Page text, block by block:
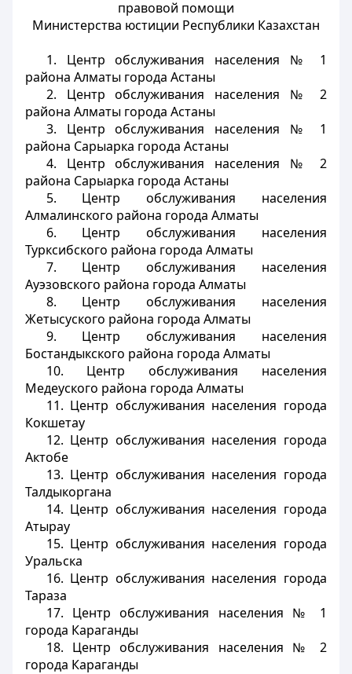
правовой помощи
Министерства юстиции Республики Казахстан
1. Центр обслуживания населения № 1
района Алматы города Астаны
2. Центр обслуживания населения № 2
района Алматы города Астаны
3. Центр обслуживания населения № 1
района Сарыарка города Астаны
4. Центр обслуживания населения № 2
района Сарыарка города Астаны
5. Центр обслуживания населения
Алмалинского района города Алматы
6. Центр обслуживания населения
Турксибского района города Алматы
7. Центр обслуживания населения
Ауэзовского района города Алматы
8. Центр обслуживания населения
Жетысуского района города Алматы
9. Центр обслуживания населения
Бостандыкского района города Алматы
10. Центр обслуживания населения
Медеуского района города Алматы
11. Центр обслуживания населения города
Кокшетау
12. Центр обслуживания населения города
Актобе
13. Центр обслуживания населения города
Талдыкоргана
14. Центр обслуживания населения города
Атырау
15. Центр обслуживания населения города
Уральска
16. Центр обслуживания населения города
Тараза
17. Центр обслуживания населения № 1
города Караганды
18. Центр обслуживания населения № 2
города Караганды